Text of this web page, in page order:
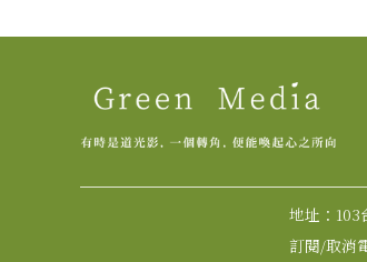
地址：103
訂閱/取消